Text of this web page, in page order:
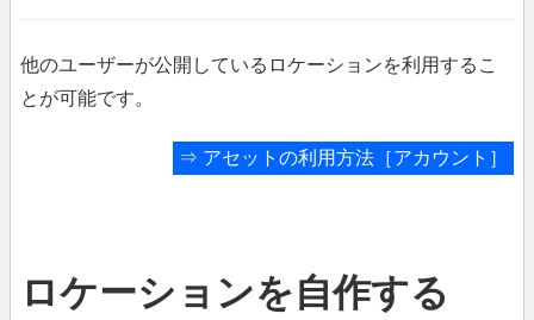
他のユーザーが公開しているロケーションを利用するこ
とが可能です。
⇒ アセットの利用方法［アカウント］
ロケーションを自作する